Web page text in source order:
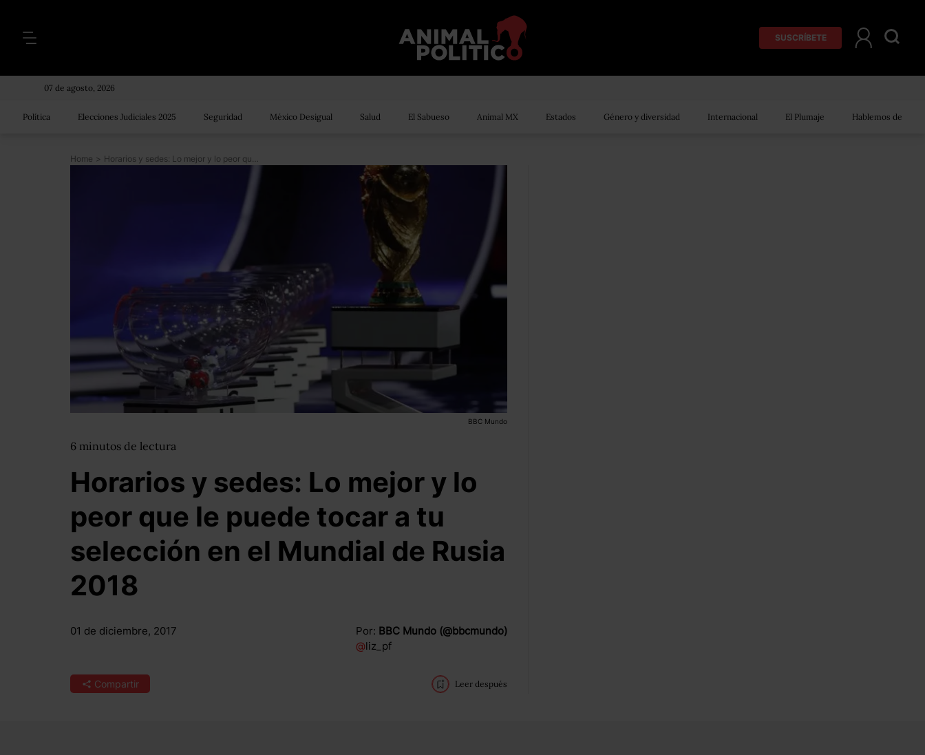
SUSCRÍBETE
07 de agosto, 2026
Política Elecciones Judiciales 2025 Seguridad México Desigual Salud El Sabueso Animal MX Estados Género y diversidad Internacional El Plumaje Hablemos de
Home > Horarios y sedes: Lo mejor y lo peor que le puede tocar a tu selección en el Mundial de Rusia 2018
BBC Mundo
6 minutos de lectura
Horarios y sedes: Lo mejor y lo
peor que le puede tocar a tu
selección en el Mundial de Rusia
2018
01 de diciembre, 2017 Por: BBC Mundo (@bbcmundo)
@liz_pf
Compartir Leer después